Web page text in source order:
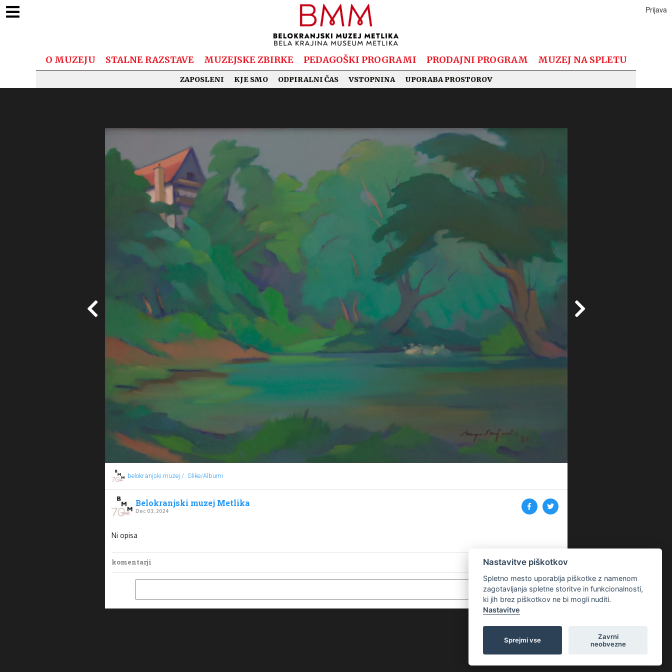
O MUZEJU STALNE RAZSTAVE MUZEJSKE ZBIRKE PEDAGOŠKI PROGRAMI PRODAJNI PROGRAM MUZEJ NA SPLETU
ZAPOSLENI KJE SMO ODPIRALNI ČAS VSTOPNINA UPORABA PROSTOROV
Prijava
belokranjski.muzej / Slike/Albumi
Belokranjski muzej Metlika
Dec 03, 2024
Ni opisa
komentarji Nastavitve piškotkov
Spletno mesto uporablja piškotke z namenom
zagotavljanja spletne storitve in funkcionalnosti,
ki jih brez piškotkov ne bi mogli nuditi.
Nastavitve
Sprejmi vse
Zavrni
neobvezne